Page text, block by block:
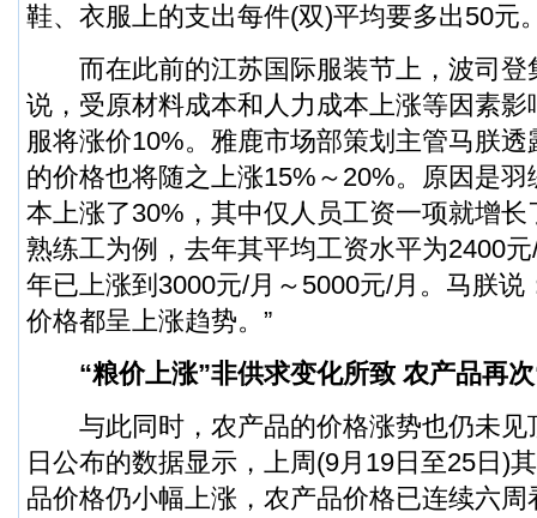
鞋、衣服上的支出每件(双)平均要多出50元
而在此前的江苏国际服装节上，波司登
说，受原材料成本和人力成本上涨等因素
服将涨价10%。雅鹿市场部策划主管马朕
的价格也将随之上涨15%～20%。原因是
本上涨了30%，其中仅人员工资一项就增
熟练工为例，去年其平均工资水平为2400
年已上涨到3000元/月～5000元/月。马朕说
价格都呈上涨趋势。”
“粮价上涨”非供求变化所致 农产品再
与此同时，农产品的价格涨势也仍未见
日公布的数据显示，上周(9月19日至25日)
品价格仍小幅上涨，农产品价格已连续六